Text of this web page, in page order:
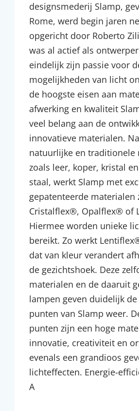
designsmederij Slamp,
Rome, werd begin jaren
opgericht door Roberto
was al actief als
eindelijk zijn passie voor
mogelijkheden van licht
de hoogste eisen aan
afwerking en kwaliteit
veel belang aan de
innovatieve materialen.
natuurlijke en traditionele
zoals leer, koper, kristal
staal, werkt Slamp met
gepatenteerde materialen
Cristalflex®, Opalflex® of
Hiermee worden unieke
bereikt. Zo werkt
dat van kleur verandert
de gezichtshoek. Deze
materialen en de daaruit
lampen geven duidelijk
punten van Slamp weer.
punten zijn een hoge
innovatie, creativiteit en
evenals een grandioos
lichteffecten. Energie-
A